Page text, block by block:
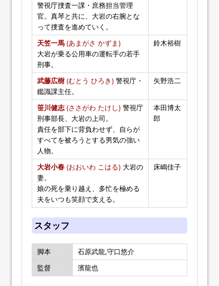
警視庁捜査一課・庶務担当管理
官。真琴と共に、大岩の右腕とな
って捜査を進めていく。
天笠一馬 (あまがさ かずま)
大岩が乗る公用車の運転手の若手
刑事。
鈴木裕樹
武藤広樹 (むとう ひろき) 警視庁・
鑑識課主任。
矢野浩二
笹川健志(ささがわ たけし) 警視庁
刑事部長、大岩の上司。
責任を部下に背負わせず、自らが
すべてを被ろうとする男気の強い
人物。
本田博太
郎
大岩小春 (おおいわ こはる) 大岩の
妻。
娘の死を乗り越え、多忙を極める
夫をいつも笑顔で支える。
床嶋佳子
スタッフ
脚本
石原武龍,守口悠介
監督
濱龍也